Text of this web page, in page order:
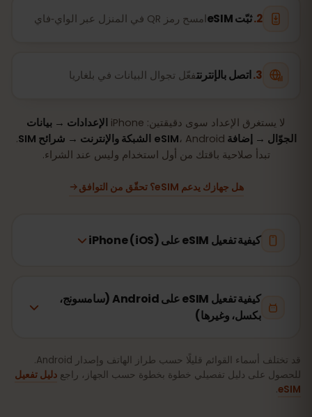
ثبّت eSIM امسح رمز QR في المنزل عبر الواي‑فاي
اتصل بالإنترنتفعّل تجوال البيانات في بلغاريا
لا يستغرق الإعداد سوى دقيقتين: iPhone
الإعدادات → بيانات
الجوّال → إضافة eSIM ، Android الشبكة والإنترنت → شرائح SIM
.
تبدأ صلاحية باقتك من أول استخدام وليس عند الشراء.
هل جهازك يدعم eSIM؟ تحقّق من التوافق
كيفية تفعيل eSIM على iPhone (iOS)
كيفية تفعيل eSIM على Android (سامسونج،
بكسل، وغيرها)
قد تختلف أسماء القوائم قليلًا حسب طراز الهاتف وإصدار Android.
للحصول على دليل تفصيلي خطوة بخطوة حسب الجهاز، راجع دليل تفعيل
eSIM
.